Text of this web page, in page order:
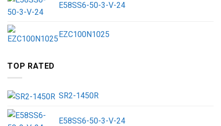
E58SS6-50-3-V-24
EZC100N1025
TOP RATED
SR2-1450R
E58SS6-50-3-V-24